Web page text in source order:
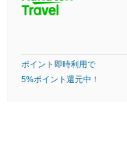
ポイント即時利用で
5%ポイント還元中！